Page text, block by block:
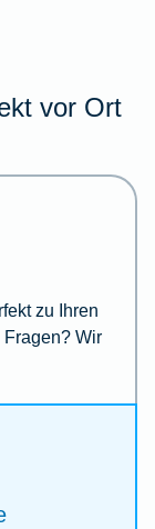
vor Ort
zu Ihren
Wir